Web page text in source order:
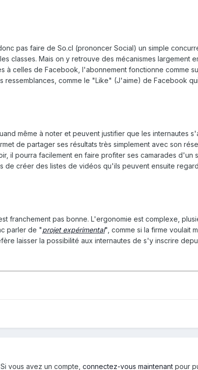
pas faire de So.cl (prononcer Social) un simple
classes. Mais on y retrouve des mécanismes largement
à celles de Facebook, l'abonnement fonctionne comme
ressemblances, comme le "Like" (J'aime) de Facebook
même à noter et peuvent justifier que les internautes
de partager ses résultats très simplement avec son
il pourra facilement en faire profiter ses camarades d'un
de créer des listes de vidéos qu'ils peuvent ensuite
franchement pas bonne. L'ergonomie est complexe,
parler de "projet expérimental", comme si la firme voulait
laisser la possibilité aux internautes de s'y inscrire
vous avez un compte, connectez-vous maintenant pour